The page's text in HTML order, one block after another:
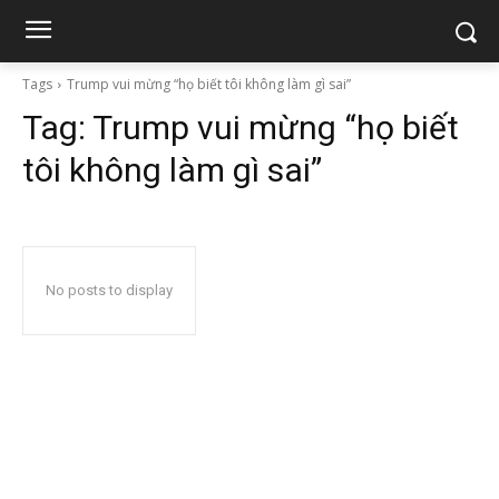
Tags Trump vui mừng “họ biết tôi không làm gì sai”
Tag: Trump vui mừng “họ biết
tôi không làm gì sai”
No posts to display